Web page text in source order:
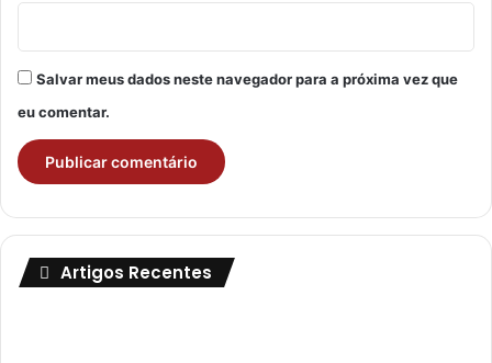
Salvar meus dados neste navegador para a próxima vez que
eu comentar.
Artigos Recentes